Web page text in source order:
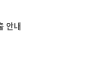
안내